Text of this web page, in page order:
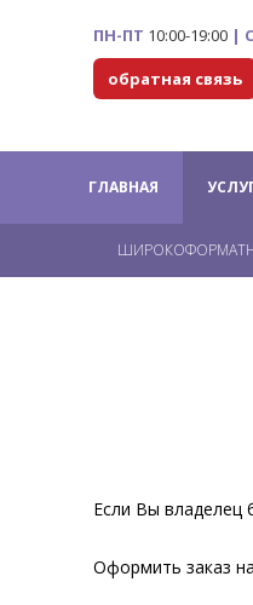
ПН-ПТ 10:00-19:00 |
обратная связь
ГЛАВНАЯ
Если Вы владелец
Оформить заказ на